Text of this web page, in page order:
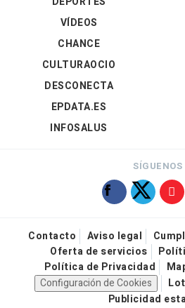
VÍDEOS
CHANCE
CULTURAOCIO
DESCONECTA
EPDATA.ES
INFOSALUS
SÍGUENOS
Contacto Aviso legal
Oferta de servicios
Política de Privacidad
Configuración de Cookies
Publicidad